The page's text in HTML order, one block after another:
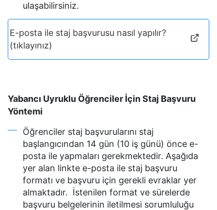
ulaşabilirsiniz.
E-posta ile staj başvurusu nasıl yapılır?
(tıklayınız)
Yabancı Uyruklu Öğrenciler İçin Staj Başvuru
Yöntemi
Öğrenciler staj başvurularını staj
başlangıcından 14 gün (10 iş günü) önce e-
posta ile yapmaları gerekmektedir. Aşağıda
yer alan linkte e-posta ile staj başvuru
formatı ve başvuru için gerekli evraklar yer
almaktadır. İstenilen format ve sürelerde
başvuru belgelerinin iletilmesi sorumluluğu